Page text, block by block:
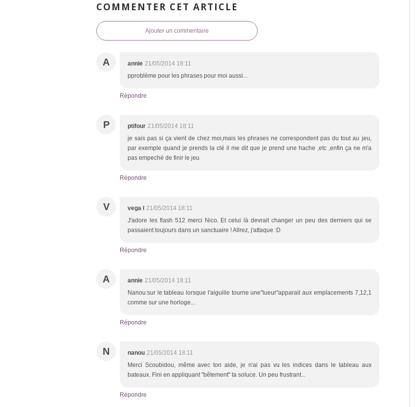
COMMENTER CET ARTICLE
Ajouter un commentaire
A annie 21/05/2014 18:11
pproblème pour les phrases pour moi aussi...
Répondre
P ptifour 21/05/2014 18:11
je sais pas si ça vient de chez moi,mais les phrases ne correspondent pas du tout au jeu,
par exemple quand je prends la clé il me dit que je prend une hache ,etc ,enfin ça ne m'a
pas empeché de finir le jeu
Répondre
V vega l
21/05/2014 18:11
J'adore les flash 512 merci Nico. Et celui là devrait changer un peu des derniers qui se
passaient toujours dans un sanctuaire ! Allrez, j'attaque :D
Répondre
A annie 21/05/2014 18:11
Nanou:sur le tableau lorsque l'aiguille tourne une''lueur''apparait aux emplacements 7,12,1
comme sur une horloge...
Répondre
N nanou 21/05/2014 18:11
Merci Scoubidou, même avec ton aide, je n'ai pas vu les indices dans le tableau aux
bateaux. Fini en appliquant "bêtement" ta soluce. Un peu frustrant...
Répondre